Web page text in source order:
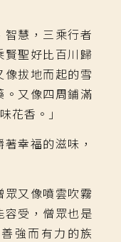
慧，三乘行者
賢聖好比百川歸
拔地而起的雪
。又像四周鋪滿
花香。」
幸福的滋味，
又像噴雲吹霧
容受，僧眾也是
強而有力的族